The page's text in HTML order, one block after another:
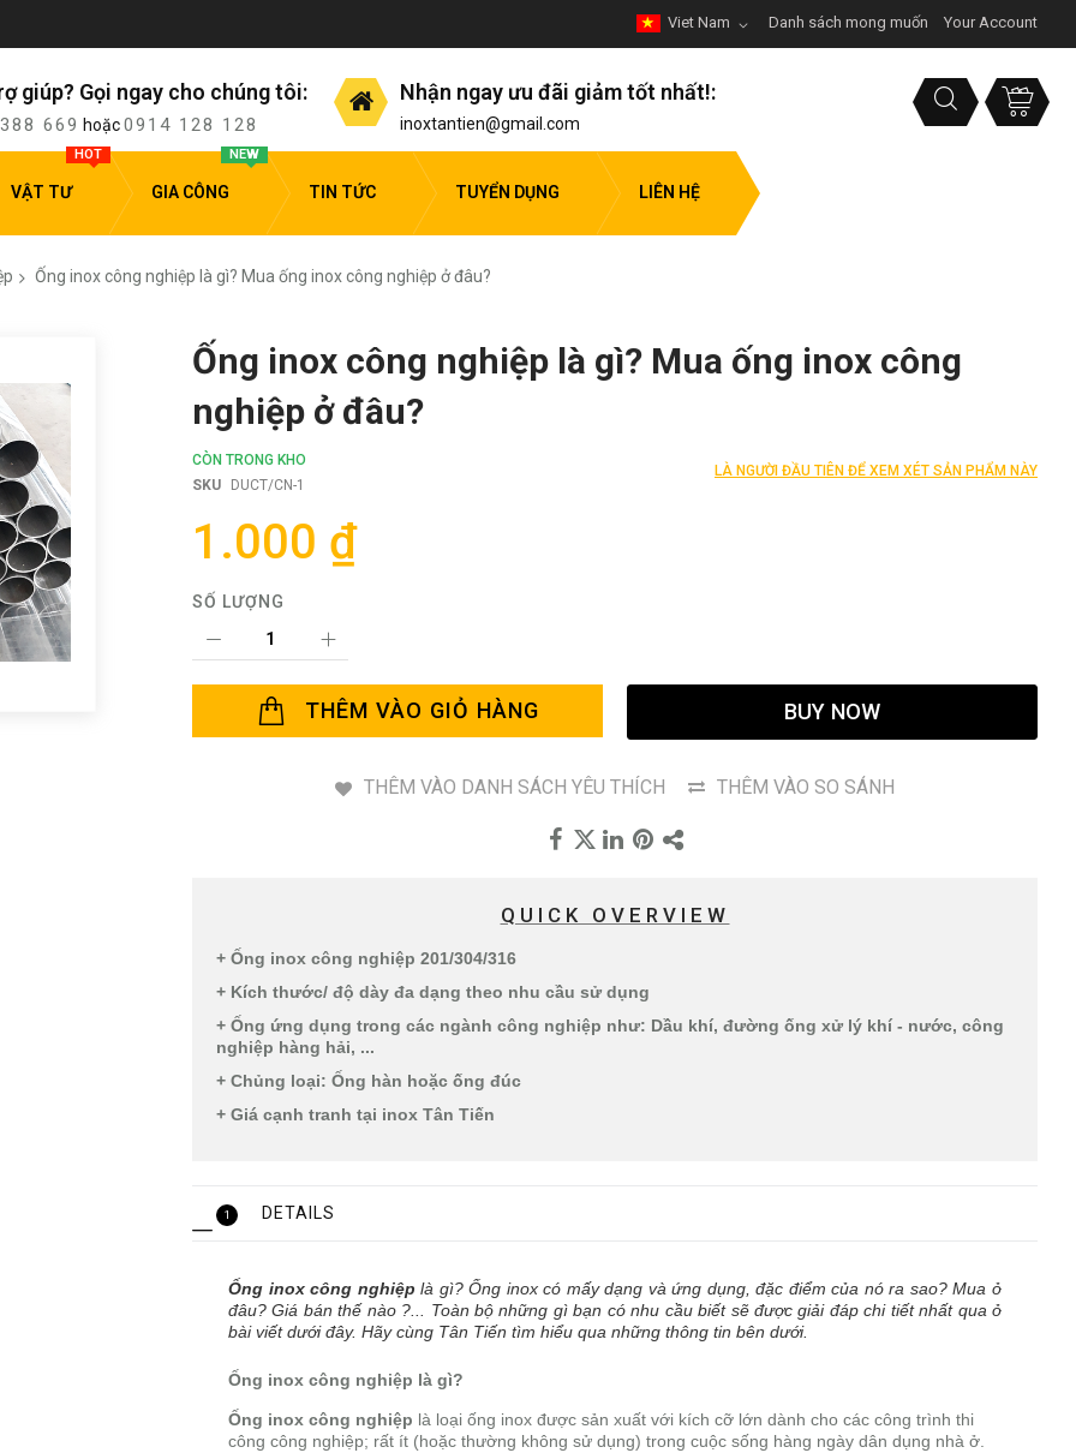
Danh sách mong muốn Your Account
Viet Nam
giúp? Gọi ngay cho chúng tôi:
669 hoặc0914 128 128
Nhận ngay ưu đãi giảm tốt nhất!:
inoxtantien@gmail.com
VẬT TƯ
HOT
GIA CÔNG
NEW
TIN TỨC TUYỂN DỤNG LIÊN HỆ
Ống inox công nghiệp là gì? Mua ống inox công nghiệp ở đâu?
Ống inox công nghiệp là gì? Mua ống inox công
nghiệp ở đâu?
CÒN TRONG KHO
SKU
DUCT/CN-1
LÀ NGƯỜI ĐẦU TIÊN ĐỂ XEM XÉT SẢN PHẨM NÀY
1.000 ₫
SỐ LƯỢNG
THÊM VÀO GIỎ HÀNG BUY NOW
THÊM VÀO DANH SÁCH YÊU THÍCH THÊM VÀO SO SÁNH
QUICK OVERVIEW
+ Ống inox công nghiệp 201/304/316
+ Kích thước/ độ dày đa dạng theo nhu cầu sử dụng
+ Ống ứng dụng trong các ngành công nghiệp như: Dầu khí, đường ống xử lý khí - nước, công
nghiệp hàng hải, ...
+ Chủng loại: Ống hàn hoặc ống đúc
+ Giá cạnh tranh tại inox Tân Tiến
1 DETAILS
Ống inox công nghiệp là gì? Ống inox có mấy dạng và ứng dụng, đặc điểm của nó ra sao? Mua ở
đâu? Giá bán thế nào ?... Toàn bộ những gì bạn có nhu cầu biết sẽ được giải đáp chi tiết nhất qua ở
bài viết dưới đây. Hãy cùng Tân Tiến tìm hiểu qua những thông tin bên dưới.
Ống inox công nghiệp là gì?
Ống inox công nghiệp là loại ống inox được sản xuất với kích cỡ lớn dành cho các công trình thi
công công nghiệp; rất ít (hoặc thường không sử dụng) trong cuộc sống hàng ngày dân dụng nhà ở.